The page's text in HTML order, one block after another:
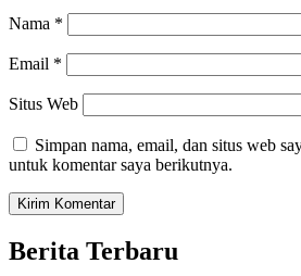
Nama *
Email *
Situs Web
Simpan nama, email, dan situs web
untuk komentar saya berikutnya.
Berita Terbaru